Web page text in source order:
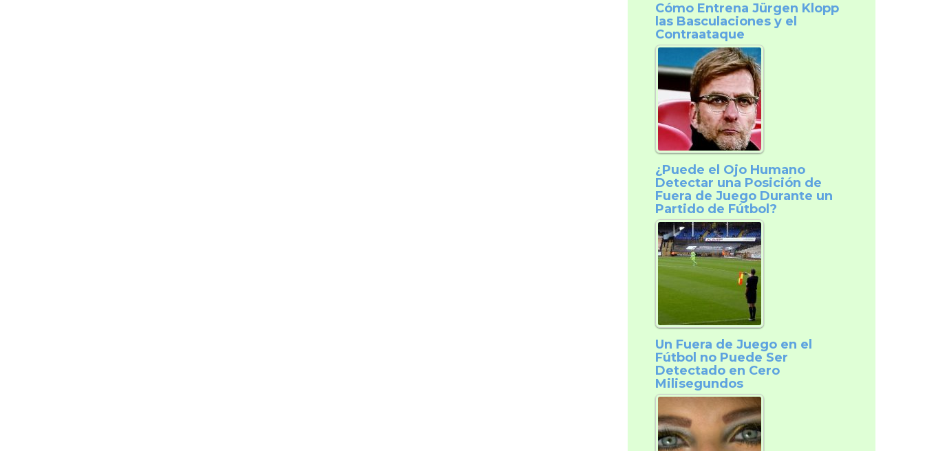
Cómo Entrena Jürgen Klopp
las Basculaciones y el
Contraataque
¿Puede el Ojo Humano
Detectar una Posición de
Fuera de Juego Durante un
Partido de Fútbol?
Un Fuera de Juego en el
Fútbol no Puede Ser
Detectado en Cero
Milisegundos